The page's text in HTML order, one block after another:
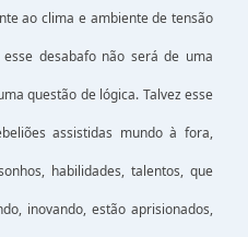
ao clima e ambiente de tensão
desabafo não será de uma
questão de lógica. Talvez esse
assistidas mundo à fora,
habilidades, talentos, que
inovando, estão aprisionados,